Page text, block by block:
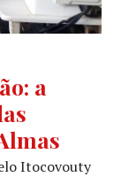
a
Itocovouty